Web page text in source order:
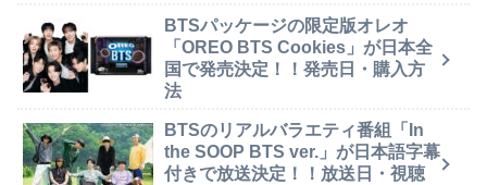
BTSパッケージの限定版オレオ
「OREO BTS Cookies」が日本全
国で発売決定！！発売日・購入方
法
BTSのリアルバラエティ番組「In
the SOOP BTS ver.」が日本語字幕
付きで放送決定！！放送日・視聴